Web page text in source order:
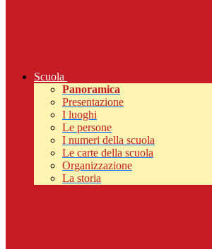
Scuola
Panoramica
Presentazione
I luoghi
Le persone
I numeri della scuola
Le carte della scuola
Organizzazione
La storia